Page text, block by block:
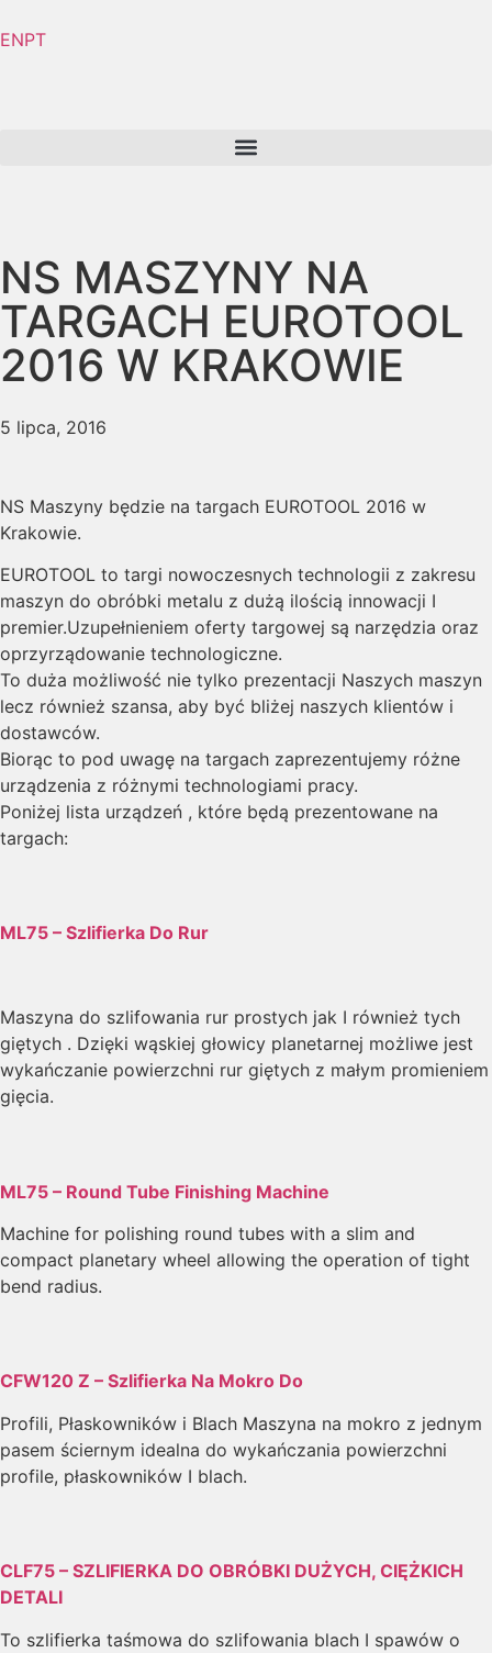
ENPT
NS MASZYNY NA
TARGACH EUROTOOL
2016 W KRAKOWIE
5 lipca, 2016
NS Maszyny będzie na targach EUROTOOL 2016 w
Krakowie.
EUROTOOL to targi nowoczesnych technologii z zakresu
maszyn do obróbki metalu z dużą ilością innowacji I
premier.Uzupełnieniem oferty targowej są narzędzia oraz
oprzyrządowanie technologiczne.
To duża możliwość nie tylko prezentacji Naszych maszyn
lecz również szansa, aby być bliżej naszych klientów i
dostawców.
Biorąc to pod uwagę na targach zaprezentujemy różne
urządzenia z różnymi technologiami pracy.
Poniżej lista urządzeń , które będą prezentowane na
targach:
ML75 – Szlifierka Do Rur
Maszyna do szlifowania rur prostych jak I również tych
giętych . Dzięki wąskiej głowicy planetarnej możliwe jest
wykańczanie powierzchni rur giętych z małym promieniem
gięcia.
ML75 – Round Tube Finishing Machine
Machine for polishing round tubes with a slim and
compact planetary wheel allowing the operation of tight
bend radius.
CFW120 Z – Szlifierka Na Mokro Do
Profili, Płaskowników i Blach Maszyna na mokro z jednym
pasem ściernym idealna do wykańczania powierzchni
profile, płaskowników I blach.
CLF75 – SZLIFIERKA DO OBRÓBKI DUŻYCH, CIĘŻKICH
DETALI
To szlifierka taśmowa do szlifowania blach I spawów o